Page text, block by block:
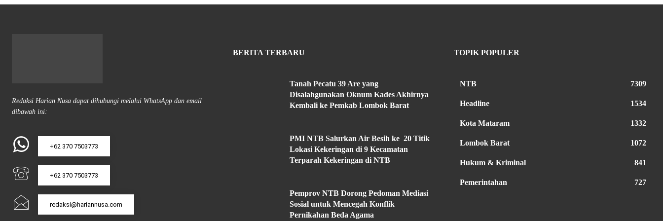
Redaksi Harian Nusa dapat dihubungi melalui WhatsApp dan email
dibawah ini:
+62 370 7503773
+62 370 7503773
redaksi@hariannusa.com
BERITA TERBARU
Tanah Pecatu 39 Are yang
Disalahgunakan Oknum Kades Akhirnya
Kembali ke Pemkab Lombok Barat
PMI NTB Salurkan Air Besih ke 20 Titik
Lokasi Kekeringan di 9 Kecamatan
Terparah Kekeringan di NTB
Pemprov NTB Dorong Pedoman Mediasi
Sosial untuk Mencegah Konflik
Pernikahan Beda Agama
TOPIK POPULER
NTB 7309
Headline 1534
Kota Mataram 1332
Lombok Barat 1072
Hukum & Kriminal 841
Pemerintahan 727